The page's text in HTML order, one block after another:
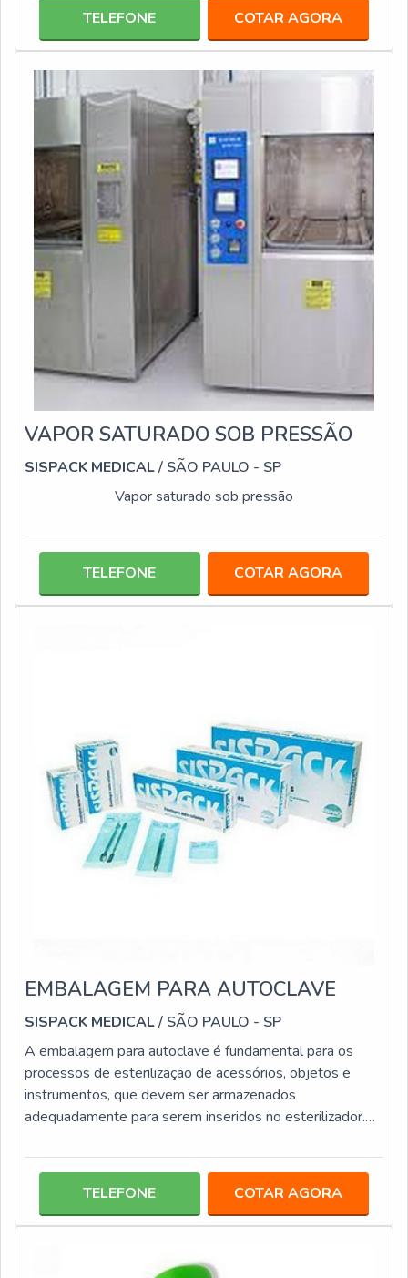
ou sem lúmen; Endoscópios; Articulações; Cavidades.De
alta eficácia, esta modalidade de teste é capacitada para
a detecção de 1 ug
TELEFONE COTAR AGORA
VAPOR SATURADO SOB PRESSÃO
SISPACK MEDICAL/ SÃO PAULO - SP
Vapor saturado sob pressão
TELEFONE COTAR AGORA
EMBALAGEM PARA AUTOCLAVE
SISPACK MEDICAL/ SÃO PAULO - SP
A embalagem para autoclave é fundamental para os
processos de esterilização de acessórios, objetos e
instrumentos, que devem ser armazenados
adequadamente para serem inseridos no esterilizador.
faltar em clínicas médicas, hospitais, centros estéticos e
categorias de embalagens para autoclave. A seguir,
conheça algumas delas. Bobinas de papel grau e filme
TELEFONE COTAR AGORA